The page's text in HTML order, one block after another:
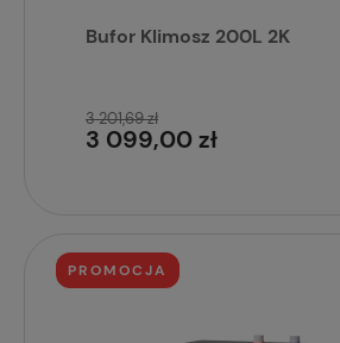
Bufor Klimosz 200L 2K
3 099,00 zł
3 201,69 zł
PROMOCJA